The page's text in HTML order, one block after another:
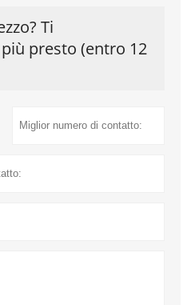
Ti
presto (entro 12